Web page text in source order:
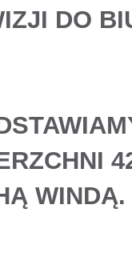
DO
WINDĄ.